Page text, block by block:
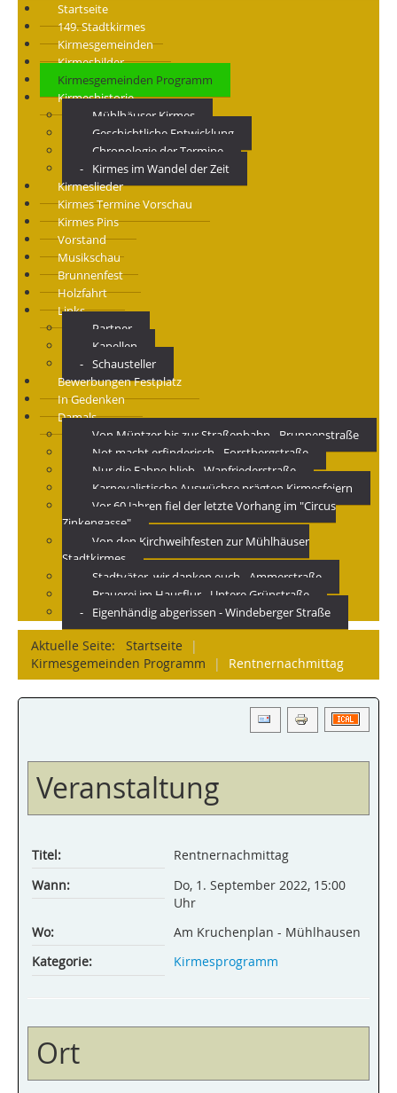
Startseite
149. Stadtkirmes
Kirmesgemeinden
Kirmesbilder
Kirmesgemeinden Programm
Kirmeshistorie
Mühlhäuser Kirmes
Geschichtliche Entwicklung
Chronologie der Termine
Kirmes im Wandel der Zeit
Kirmeslieder
Kirmes Termine Vorschau
Kirmes Pins
Vorstand
Musikschau
Brunnenfest
Holzfahrt
Links
Partner
Kapellen
Schausteller
Bewerbungen Festplatz
In Gedenken
Damals
Von Müntzer bis zur Straßenbahn - Brunnenstraße
Not macht erfinderisch - Forstbergstraße
Nur die Fahne blieb - Wanfriederstraße
Karnevalistische Auswüchse prägten Kirmesfeiern
Vor 60 Jahren fiel der letzte Vorhang im "Circus
Zinkengasse"
Von den Kirchweihfesten zur Mühlhäuser
Stadtkirmes
Stadtväter, wir danken euch - Ammerstraße
Brauerei im Hausflur - Untere Grünstraße
Eigenhändig abgerissen - Windeberger Straße
Aktuelle Seite: Startseite
|
Kirmesgemeinden Programm
| Rentnernachmittag
Veranstaltung
Titel:
Rentnernachmittag
Wann:
Do, 1. September 2022, 15:00
Uhr
Wo:
Am Kruchenplan - Mühlhausen
Kategorie:
Kirmesprogramm
Ort